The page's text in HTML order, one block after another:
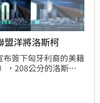
洋將洛斯柯
簽下匈牙利裔的美籍
，208公分的洛斯柯
盟更累積8年資歷。